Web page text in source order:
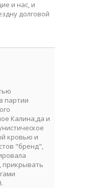
и нас, и
долговой
партии
Калина,да и
кровью и
"бренд",